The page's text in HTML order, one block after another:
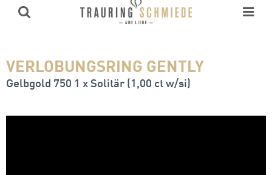
VERLOBUNGSRING GENTLY
Gelbgold 750 1 x Solitär (1,00 ct w/si)